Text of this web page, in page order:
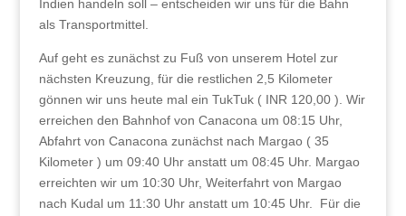
Indien handeln soll – entscheiden wir uns für die Bahn
als Transportmittel.
Auf geht es zunächst zu Fuß von unserem Hotel zur
nächsten Kreuzung, für die restlichen 2,5 Kilometer
gönnen wir uns heute mal ein TukTuk ( INR 120,00 ). Wir
erreichen den Bahnhof von Canacona um 08:15 Uhr,
Abfahrt von Canacona zunächst nach Margao ( 35
Kilometer ) um 09:40 Uhr anstatt um 08:45 Uhr. Margao
erreichten wir um 10:30 Uhr, Weiterfahrt von Margao
nach Kudal um 11:30 Uhr anstatt um 10:45 Uhr.
Für die